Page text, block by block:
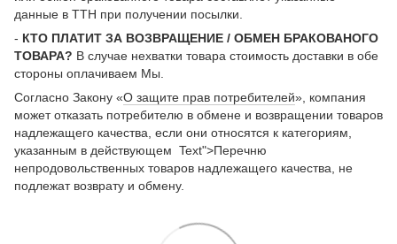
данные в ТТН при получении посылки.
- КТО ПЛАТИТ ЗА ВОЗВРАЩЕНИЕ / ОБМЕН БРАКОВАНОГО
ТОВАРА? В случае нехватки товара стоимость доставки в обе
стороны оплачиваем Мы.
Согласно Закону «О защите прав потребителей», компания
может отказать потребителю в обмене и возвращении товаров
надлежащего качества, если они относятся к категориям,
указанным в действующем Text">Перечню
непродовольственных товаров надлежащего качества, не
подлежат возврату и обмену.